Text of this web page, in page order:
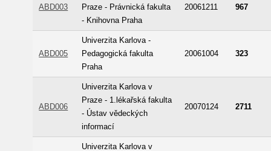
ABD003
Praze - Právnická fakulta
- Knihovna Praha
20061211 967
ABD005
Univerzita Karlova -
Pedagogická fakulta
Praha
20061004 323
ABD006
Univerzita Karlova v
Praze - 1.lékařská fakulta
- Ústav vědeckých
informací
20070124 2711
Univerzita Karlova v